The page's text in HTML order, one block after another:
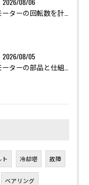
2026/08/05
ト 冷却塔 故障
ベアリング